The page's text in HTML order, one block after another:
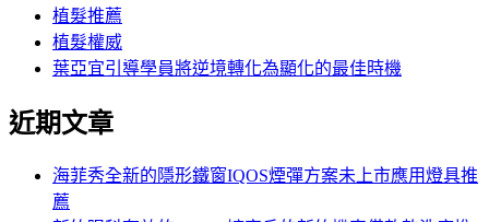
植髮推薦
植髮權威
葉亞宜引導學員將逆境轉化為顯化的最佳時機
近期文章
海菲秀全新的隱形鐵窗IQOS煙彈方案未上市應用燈具推
薦